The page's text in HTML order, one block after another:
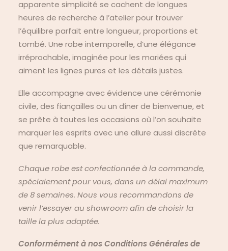
apparente simplicité se cachent de longues
heures de recherche à l’atelier pour trouver
l’équilibre parfait entre longueur, proportions et
tombé. Une robe intemporelle, d’une élégance
irréprochable, imaginée pour les mariées qui
aiment les lignes pures et les détails justes.
Elle accompagne avec évidence une cérémonie
civile, des fiançailles ou un dîner de bienvenue, et
se prête à toutes les occasions où l’on souhaite
marquer les esprits avec une allure aussi discrète
que remarquable.
Chaque robe est confectionnée à la commande,
spécialement pour vous, dans un délai maximum
de 8 semaines. Nous vous recommandons de
venir l’essayer au showroom afin de choisir la
taille la plus adaptée.
Conformément à nos Conditions Générales de